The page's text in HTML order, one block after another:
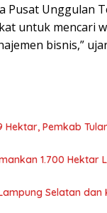
Pusat Unggulan
untuk mencari
bisnis,”
Hektar, Pemkab
1.700 Hektar
Selatan